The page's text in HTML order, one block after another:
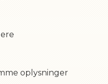
oplysninger